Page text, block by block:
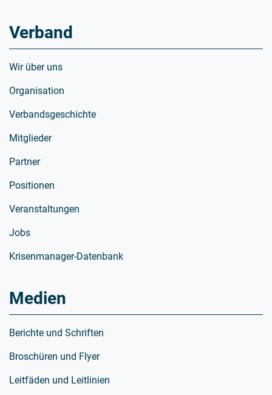
Verband
Wir über uns
Organisation
Verbandsgeschichte
Mitglieder
Partner
Positionen
Veranstaltungen
Jobs
Krisenmanager-Datenbank
Medien
Berichte und Schriften
Broschüren und Flyer
Leitfäden und Leitlinien